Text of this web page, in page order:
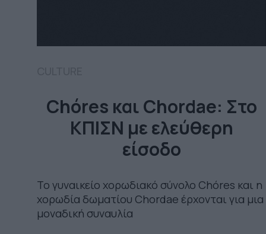
Chóres και Chordae: Στο
ΚΠΙΣΝ με ελεύθερη
είσοδο
Το γυναικείο χορωδιακό σύνολο Chóres και η
χορωδία δωματίου Chordae έρχονται για μια
μοναδική συναυλία